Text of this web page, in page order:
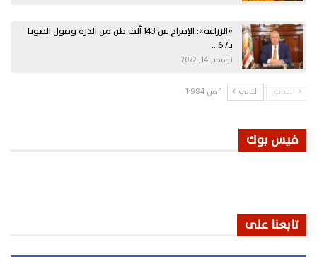
«الزراعة»: الإفراج عن 143 ألف طن من الذرة وفول الصويا
بـ67…
نوفمبر 14, 2022
السابق التالي 1 من 1٬984
فيس بوك
تابعنا على